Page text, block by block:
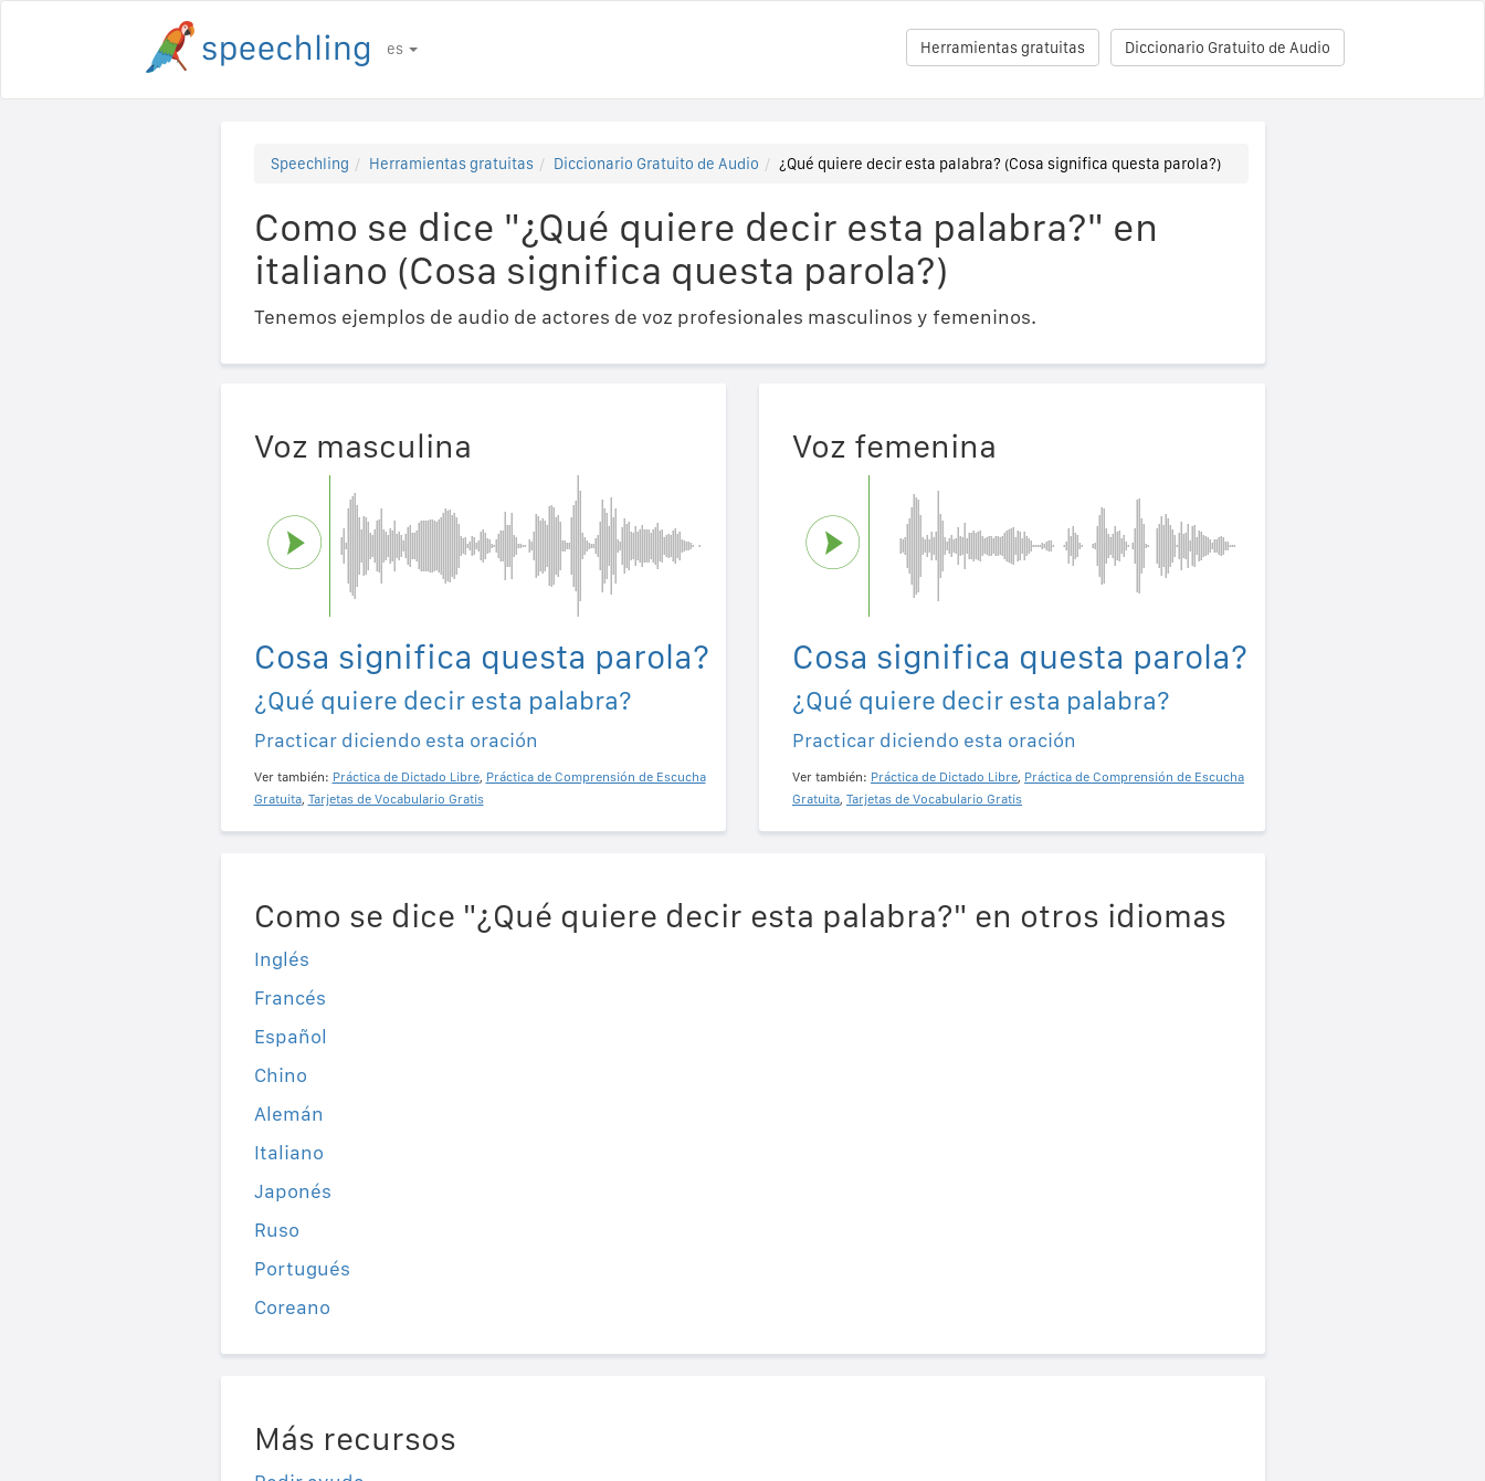
es Diccionario Gratuito de Audio
Herramientas gratuitas
Speechling Herramientas gratuitas Diccionario Gratuito de Audio ¿Qué quiere decir esta palabra? (Cosa significa questa parola?)
Como se dice "¿Qué quiere decir esta palabra?" en
italiano (Cosa significa questa parola?)
Tenemos ejemplos de audio de actores de voz profesionales masculinos y femeninos.
Voz masculina
Cosa significa questa parola?
¿Qué quiere decir esta palabra?
Practicar diciendo esta oración
Ver también: Práctica de Dictado Libre, Práctica de Comprensión de Escucha
Gratuita, Tarjetas de Vocabulario Gratis
Voz femenina
Cosa significa questa parola?
¿Qué quiere decir esta palabra?
Practicar diciendo esta oración
Ver también: Práctica de Dictado Libre, Práctica de Comprensión de Escucha
Gratuita, Tarjetas de Vocabulario Gratis
Como se dice "¿Qué quiere decir esta palabra?" en otros idiomas
Inglés
Francés
Español
Chino
Alemán
Italiano
Japonés
Ruso
Portugués
Coreano
Más recursos